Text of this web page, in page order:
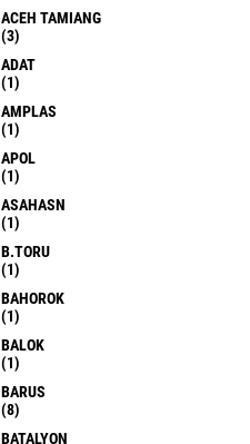
ACEH TAMIANG
(3)
ADAT
(1)
AMPLAS
(1)
APOL
(1)
ASAHASN
(1)
B.TORU
(1)
BAHOROK
(1)
BALOK
(1)
BARUS
(8)
BATALYON